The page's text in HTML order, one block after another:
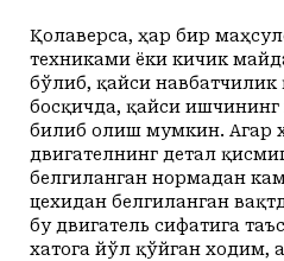
Қолаверса, ҳар бир
техниками ёки кичик
бўлиб, қайси
босқичда, қайси
билиб олиш мумкин. Агар
двигателнинг детал
белгиланган нормадан
цехидан белгиланган
бу двигатель сифатига
хатога йўл қўйган ходим,